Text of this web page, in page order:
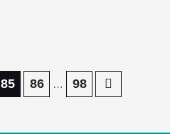
85 86 … 98